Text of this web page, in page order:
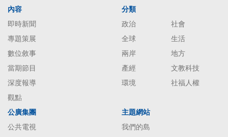
內容
即時新聞
專題策展
數位敘事
當期節目
深度報導
觀點
分類
政治
社會
全球
生活
兩岸
地方
產經
文教科技
環境
社福人權
公廣集團
公共電視
主題網站
我們的島